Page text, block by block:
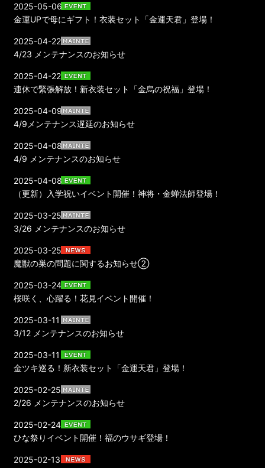
金運UPで母にギフト！衣装セット「金運天君」登場！
2025-05-06
4/23 メンテナンスのお知らせ
2025-04-22
連休で緊張解放！新衣装セット「金烏の祝福」登場！
2025-04-22
4/9メンテナンス遅延のお知らせ
2025-04-09
4/9 メンテナンスのお知らせ
2025-04-08
（更新）入学祝いイベント開催！神将・金蝉法師登場！
2025-04-08
3/26 メンテナンスのお知らせ
2025-03-25
魔獣の巣の問題に関するお知らせ②
2025-03-25
桜咲く、心躍る！花見イベント開催！
2025-03-24
3/12 メンテナンスのお知らせ
2025-03-11
金ツキ巡る！新衣装セット「金運天君」登場！
2025-03-11
2/26 メンテナンスのお知らせ
2025-02-25
ひな祭りイベント開催！福のウサギ登場！
2025-02-24
2025-02-13